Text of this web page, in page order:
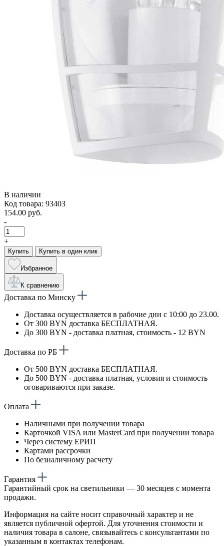
В наличии
Код товара: 93403
154.00 руб.
-
+
Купить Купить в один клик
Избранное
К сравнению
Доставка по Минску
Доставка осуществляется в рабочие дни с 10:00 до 23.00.
От 300 BYN доставка БЕСПЛАТНАЯ.
До 300 BYN - доставка платная, стоимость - 12 BYN
Доставка по РБ
От 500 BYN доставка БЕСПЛАТНАЯ.
До 500 BYN - доставка платная, условия и стоимость
оговариваются при заказе.
Оплата
Наличными при получении товара
Карточкой VISA или MasterCard при получении товара
Через систему ЕРИП
Картами рассрочки
По безналичному расчету
Гарантия
Гарантийный срок на светильники — 30 месяцев с момента
продажи.
Информация на сайте носит справочный характер и не
является публичной офертой. Для уточнения стоимости и
наличия товара в салоне, связывайтесь с консультантами по
указанным в контактах телефонам.